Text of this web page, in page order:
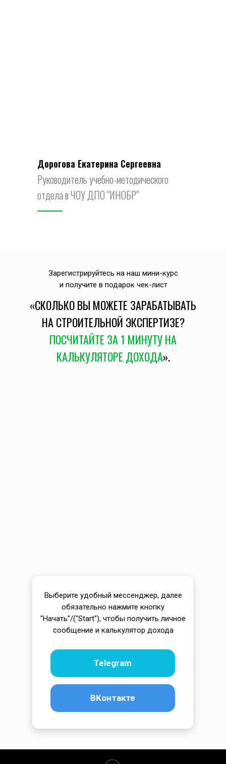
Дорогова Екатерина Сергеевна
Руководитель учебно-методического
отдела в ЧОУ ДПО "ИНОБР"
Выберите удобный мессенджер, далее
обязательно нажмите кнопку
"Начать"/("Start"), чтобы получить личное
сообщение и калькулятор дохода
«СКОЛЬКО ВЫ МОЖЕТЕ ЗАРАБАТЫВАТЬ
НА СТРОИТЕЛЬНОЙ ЭКСПЕРТИЗЕ?
ПОСЧИТАЙТЕ ЗА 1 МИНУТУ НА
КАЛЬКУЛЯТОРЕ ДОХОДА».
ВКонтакте
Зарегистрируйтесь на наш мини-курс
и получите в подарок чек-лист
Telegram